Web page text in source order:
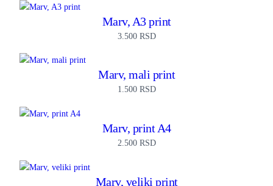
Marv, A3 print
3.500 RSD
Marv, mali print
1.500 RSD
Marv, print A4
2.500 RSD
Marv, veliki print